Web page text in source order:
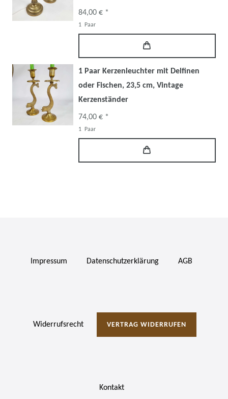
84,00 € *
1 Paar
1 Paar Kerzenleuchter mit Delfinen
oder Fischen, 23,5 cm, Vintage
Kerzenständer
74,00 € *
1 Paar
Impressum Daten­schutz­erklärung AGB
Widerrufs­recht VERTRAG WIDERRUFEN
Kontakt